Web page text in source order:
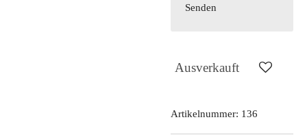
Senden
Ausverkauft
Artikelnummer: 136